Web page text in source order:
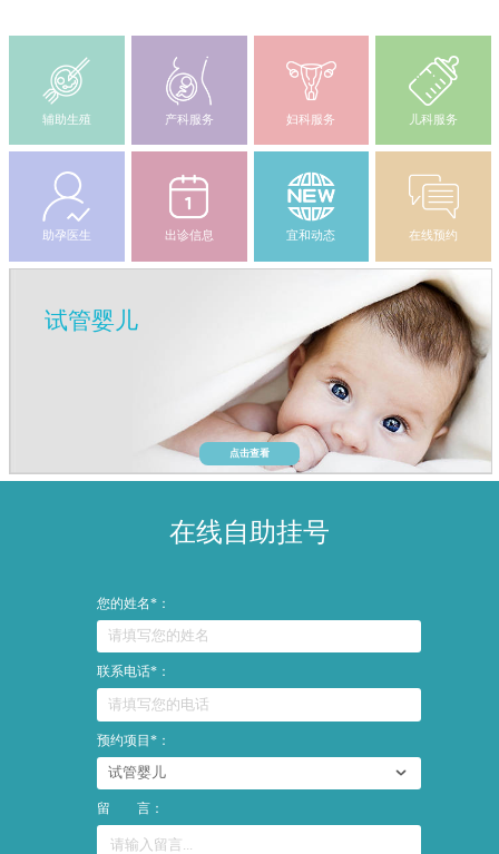
辅助生殖 产科服务 妇科服务 儿科服务
助孕医生 出诊信息 宜和动态 在线预约
试管婴儿
点击查看
在线自助挂号
您的姓名*：
联系电话*：
预约项目*：
留 言：